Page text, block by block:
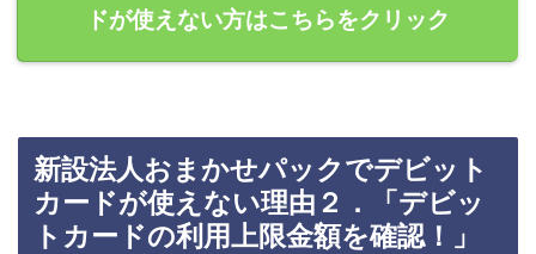
ドが使えない方はこちらをクリック
新設法人おまかせパックでデビット
カードが使えない理由２．「デビッ
トカードの利用上限金額を確認！」